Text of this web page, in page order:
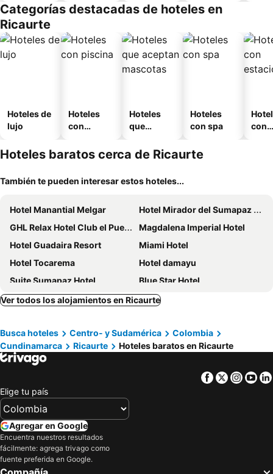
o
Categorías destacadas de hoteles en
Ricaurte
Hoteles de
lujo
Hoteles
con
Hoteles
que
mascotas
Hoteles
con spa
con
Hoteles baratos cerca de Ricaurte
También te pueden interesar estos hoteles...
Hotel Manantial Melgar
Hotel Mirador del Sumapaz Comfacundi
GHL Relax Hotel Club el Puente
Magdalena Imperial Hotel
Hotel Guadaira Resort
Miami Hotel
Hotel Tocarema
Hotel damayu
Suite Sumapaz Hotel
Blue Star Hotel
Ayenda Hotel Roisa
Hotel Bachue Girardot
Hotel Zamba
Hotel Girardot Resort by On Vacation
Hotel los Puentes Comfacundi
Zahira Hotel Melgar
Hotel La Puerta Del Ángel
Hotel Mariu Melgar
Hotel Avenida 15
Gran Hotel El Cedro
Eco Hotel Guarumal
Hotel Albatros
Okawango Hotel
Ver todos los alojamientos en Ricaurte
Busca hoteles Centro- y Sudamérica
Colombia
Cundinamarca
Ricaurte Hoteles baratos en Ricaurte
Facebook
Twitter
Elige tu país
Agregar en Google
Encuentra nuestros resultados
fácilmente: agrega trivago como
fuente preferida en Google.